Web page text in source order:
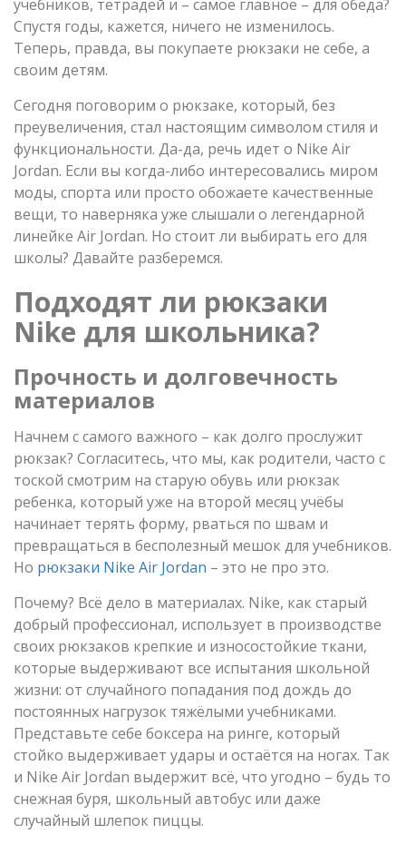
учебников, тетрадей и – самое главное – для обеда?
Спустя годы, кажется, ничего не изменилось.
Теперь, правда, вы покупаете рюкзаки не себе, а
своим детям.
Сегодня поговорим о рюкзаке, который, без
преувеличения, стал настоящим символом стиля и
функциональности. Да-да, речь идет о Nike Air
Jordan. Если вы когда-либо интересовались миром
моды, спорта или просто обожаете качественные
вещи, то наверняка уже слышали о легендарной
линейке Air Jordan. Но стоит ли выбирать его для
школы? Давайте разберемся.
Подходят ли рюкзаки
Nike для школьника?
Прочность и долговечность
материалов
Начнем с самого важного – как долго прослужит
рюкзак? Согласитесь, что мы, как родители, часто с
тоской смотрим на старую обувь или рюкзак
ребенка, который уже на второй месяц учёбы
начинает терять форму, рваться по швам и
превращаться в бесполезный мешок для учебников.
Но рюкзаки Nike Air Jordan – это не про это.
Почему? Всё дело в материалах. Nike, как старый
добрый профессионал, использует в производстве
своих рюкзаков крепкие и износостойкие ткани,
которые выдерживают все испытания школьной
жизни: от случайного попадания под дождь до
постоянных нагрузок тяжёлыми учебниками.
Представьте себе боксера на ринге, который
стойко выдерживает удары и остаётся на ногах. Так
и Nike Air Jordan выдержит всё, что угодно – будь то
снежная буря, школьный автобус или даже
случайный шлепок пиццы.